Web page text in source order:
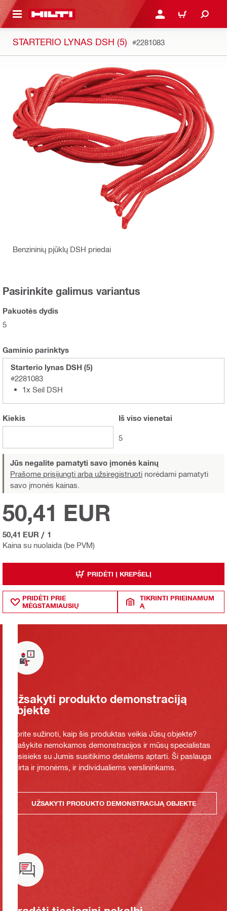
TURINIO PRISIJUNGTI ARBA
PIRKINIŲ
STARTERIO LYNAS DSH (5) #2281083
Benzininių pjūklų DSH priedai
Pasirinkite galimus variantus
Pakuotės dydis
5
Gaminio parinktys
Starterio lynas DSH (5)
#2281083
1x Seil DSH
Kiekis Iš viso vienetai
5
Jūs negalite pamatyti savo įmonės kainų
Prašome prisijungti arba užsiregistruoti norėdami pamatyti
savo įmonės kainas.
Kaina su nuolaida (be PVM)
50,41 EUR
50,41 EUR / 1
PRIDĖTI Į KREPŠELĮ
PRIDĖTI PRIE
MĖGSTAMIAUSIŲ
TIKRINTI PRIEINAMUM
Ą
Užsakyti produkto demonstraciją
objekte
Norite sužinoti, kaip šis produktas veikia Jūsų objekte?
Prašykite nemokamos demonstracijos ir mūsų specialistas
susisieks su Jumis susitikimo detalėms aptarti. Ši paslauga
skirta ir įmonėms, ir individualiems verslininkams.
UŽSAKYTI PRODUKTO DEMONSTRACIJĄ OBJEKTE